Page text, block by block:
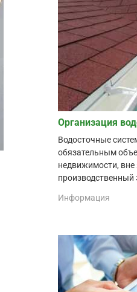
Организация
Водосточные
обязательным
недвижимости, вне
производственный
Информация